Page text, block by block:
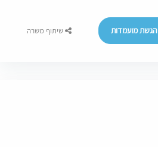
הגשת מועמדות שיתוף משרה